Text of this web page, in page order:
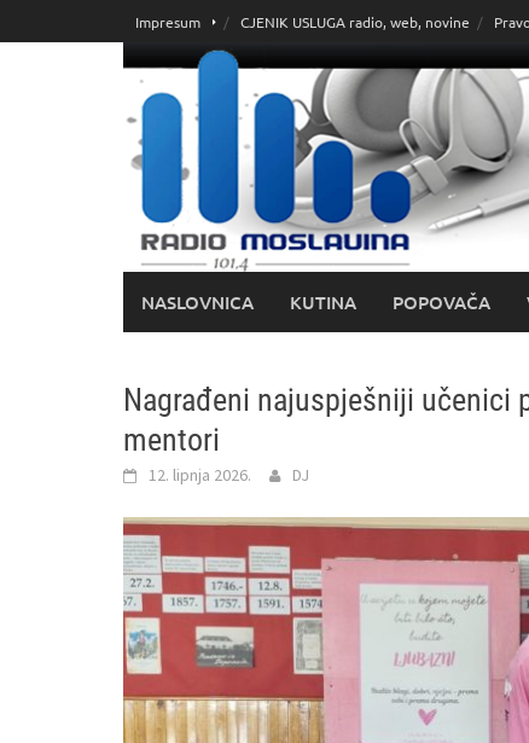
do
Impresum CJENIK USLUGA radio, web, novine
NASLOVNICA KUTINA POPOVAČA
Nagrađeni najuspješniji učenici
mentori
12. lipnja 2026. DJ